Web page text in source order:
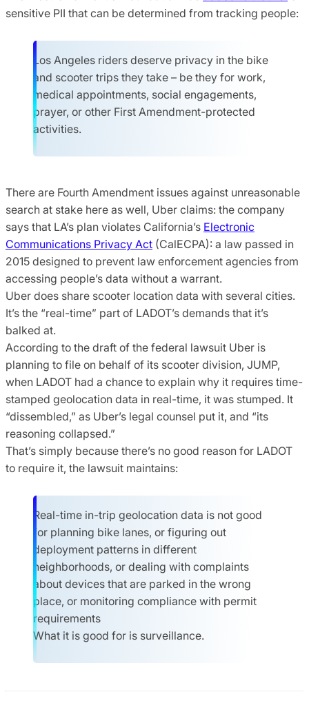
sensitive PII that can be determined from tracking people:
Los Angeles riders deserve privacy in the bike
and scooter trips they take – be they for work,
medical appointments, social engagements,
prayer, or other First Amendment-protected
activities.
There are Fourth Amendment issues against unreasonable
search at stake here as well, Uber claims: the company
says that LA’s plan violates California’s Electronic
Communications Privacy Act (CalECPA): a law passed in
2015 designed to prevent law enforcement agencies from
accessing people’s data without a warrant.
Uber does share scooter location data with several cities.
It’s the “real-time” part of LADOT’s demands that it’s
balked at.
According to the draft of the federal lawsuit Uber is
planning to file on behalf of its scooter division, JUMP,
when LADOT had a chance to explain why it requires time-
stamped geolocation data in real-time, it was stumped. It
“dissembled,” as Uber’s legal counsel put it, and “its
reasoning collapsed.”
That’s simply because there’s no good reason for LADOT
to require it, the lawsuit maintains:
Real-time in-trip geolocation data is not good
for planning bike lanes, or figuring out
deployment patterns in different
neighborhoods, or dealing with complaints
about devices that are parked in the wrong
place, or monitoring compliance with permit
requirements
What it is good for is surveillance.